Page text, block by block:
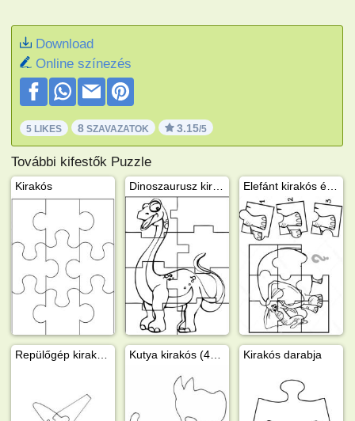
Download
Online színezés
5 LIKES 8 SZAVAZATOK 3.15/5
További kifestők Puzzle
Kirakós
Kirakós darabja